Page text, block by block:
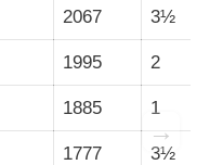
2067 3½
1995 2
1885 1
1777 3½
→